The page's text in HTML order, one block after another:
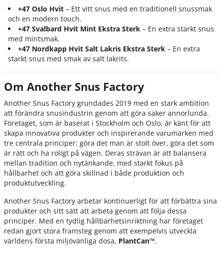
+47 Oslo Hvit – Ett vitt snus med en traditionell snussmak
och en modern touch.
+47 Svalbard Hvit Mint Ekstra Sterk – En extra starkt snus
med mintsmak.
+47 Nordkapp Hvit Salt Lakris Ekstra Sterk – En extra
starkt snus med smak av salt lakrits.
Om Another Snus Factory
Another Snus Factory grundades 2019 med en stark ambition
att förändra snusindustrin genom att göra saker annorlunda.
Företaget, som är baserat i Stockholm och Oslo, är känt för att
skapa innovativa produkter och inspirerande varumärken med
tre centrala principer: göra det man är stolt över, göra det som
är rätt och ha roligt på vägen. Deras strävan är att balansera
mellan tradition och nytänkande, med starkt fokus på
hållbarhet och att göra skillnad i både produktion och
produktutveckling.
Another Snus Factory arbetar kontinuerligt för att förbättra sina
produkter och sitt sätt att arbeta genom att följa dessa
principer. Med en tydlig hållbarhetsinriktning har företaget
redan gjort stora framsteg genom att exempelvis utveckla
världens första miljövänliga dosa, PlantCan™.